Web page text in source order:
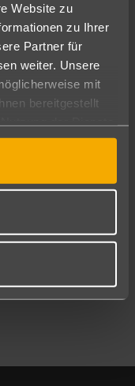
Website zu
zu Ihrer
Partner für
weiter. Unsere
mit
bereitgestellt
Nur Hotel